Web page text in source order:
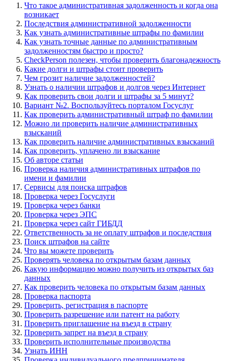
Что такое административная задолженность и когда она
возникает
Последствия административной задолженности
Как узнать административные штрафы по фамилии
Как узнать точные данные по административным
задолженностям быстро и просто?
CheckPerson полезен, чтобы проверить благонадежность
Какие долги и штрафы стоит проверить
Чем грозит наличие задолженностей?
Узнать о наличии штрафов и долгов через Интернет
Как проверить свои долги и штрафы за 5 минут?
Вариант №2. Воспользуйтесь порталом Госуслуг
Как проверить административный штраф по фамилии
Можно ли проверить наличие административных
взысканий
Как проверить наличие административных взысканий
Как проверить, уплачено ли взыскание
Об авторе статьи
Проверка наличия административных штрафов по
имени и фамилии
Сервисы для поиска штрафов
Проверка через Госуслуги
Проверка через банки
Проверка через ЭПС
Проверка через сайт ГИБДД
Ответственность за не оплату штрафов и последствия
Поиск штрафов на сайте
Что вы можете проверить
Проверять человека по открытым базам данных
Какую информацию можно получить из открытых баз
данных
Как проверить человека по открытым базам данных
Проверка паспорта
Проверить, регистрация в паспорте
Проверить разрешение или патент на работу
Проверить приглашение на въезд в страну
Проверить запрет на въезд в страну
Проверить исполнительные производства
Узнать ИНН